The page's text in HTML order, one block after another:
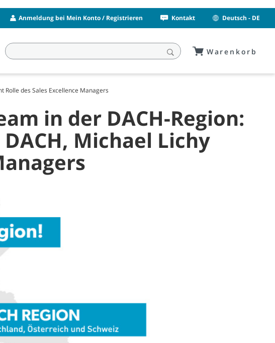
Anmeldung bei Mein Konto / Registrieren Kontakt Deutsch - DE
Warenkorb
des Sales Excellence Managers
in der DACH-Region:
Michael Lichy